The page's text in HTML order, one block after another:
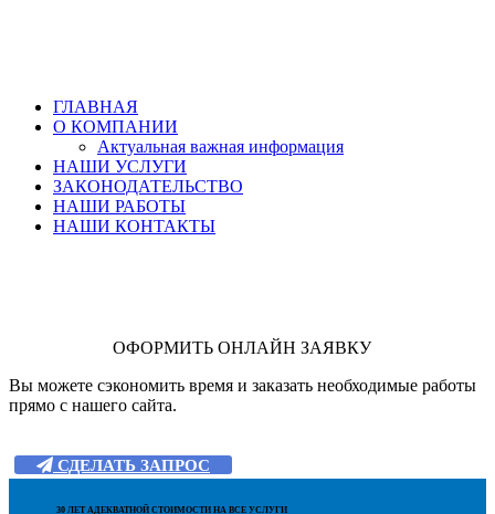
ГЛАВНАЯ
О КОМПАНИИ
Актуальная важная информация
НАШИ УСЛУГИ
ЗАКОНОДАТЕЛЬСТВО
НАШИ РАБОТЫ
НАШИ КОНТАКТЫ
ОФОРМИТЬ ОНЛАЙН ЗАЯВКУ
Вы можете сэкономить время и заказать необходимые работы
прямо с нашего сайта.
СДЕЛАТЬ ЗАПРОС
30 ЛЕТ АДЕКВАТНОЙ СТОИМОСТИ НА ВСЕ УСЛУГИ